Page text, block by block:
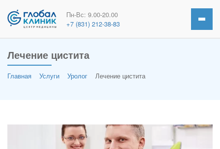
Пн-Вс: 9.00-20.00
+7 (831) 212-38-83
Лечение цистита
Главная Услуги Уролог Лечение цистита